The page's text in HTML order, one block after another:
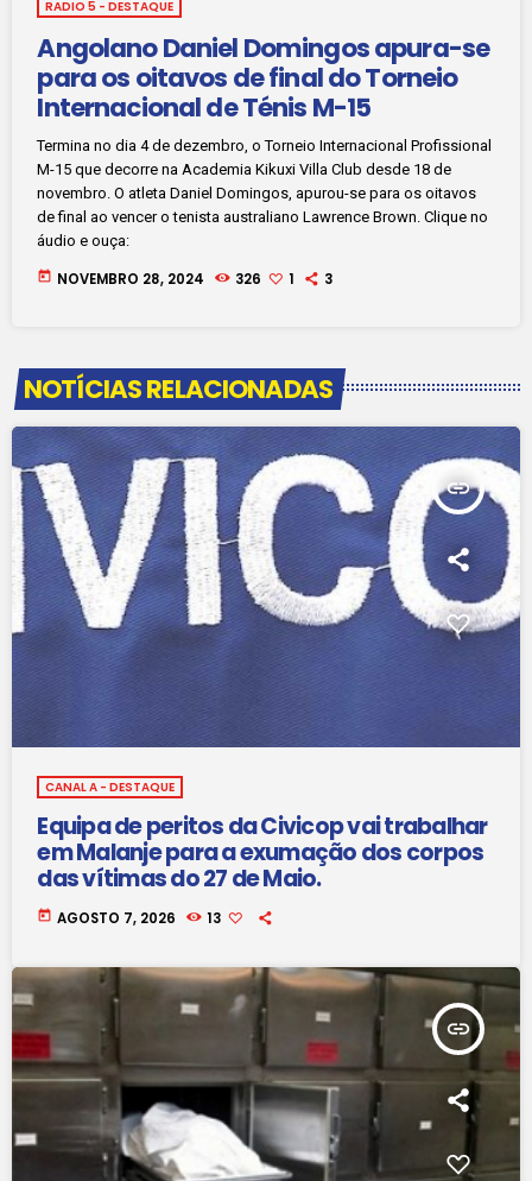
RADIO 5 - DESTAQUE
Angolano Daniel Domingos apura-se
para os oitavos de final do Torneio
Internacional de Ténis M-15
Termina no dia 4 de dezembro, o Torneio Internacional Profissional
M-15 que decorre na Academia Kikuxi Villa Club desde 18 de
novembro. O atleta Daniel Domingos, apurou-se para os oitavos
de final ao vencer o tenista australiano Lawrence Brown. Clique no
áudio e ouça:
today NOVEMBRO 28, 2024 326 1 3
NOTÍCIAS RELACIONADAS
insert_link
CANAL A - DESTAQUE
Equipa de peritos da Civicop vai trabalhar
em Malanje para a exumação dos corpos
das vítimas do 27 de Maio.
today AGOSTO 7, 2026 13
insert_link